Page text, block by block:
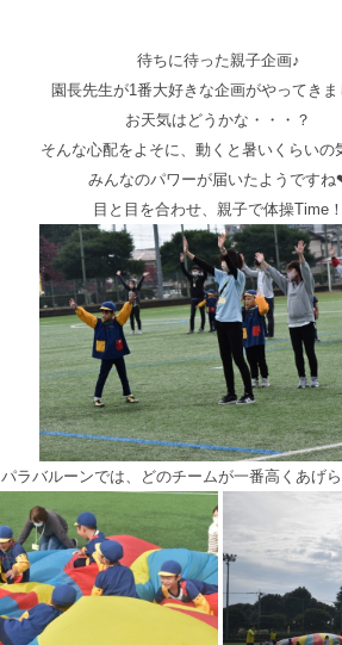
待ちに待った親子企画♪
園長先生が1番大好きな企画がやってき
お天気はどうかな・・・？
そんな心配をよそに、動くと暑いくらいの
みんなのパワーが届いたようです
目と目を合わせ、親子で体操Time
パラバルーンでは、どのチームが一番高くあげ